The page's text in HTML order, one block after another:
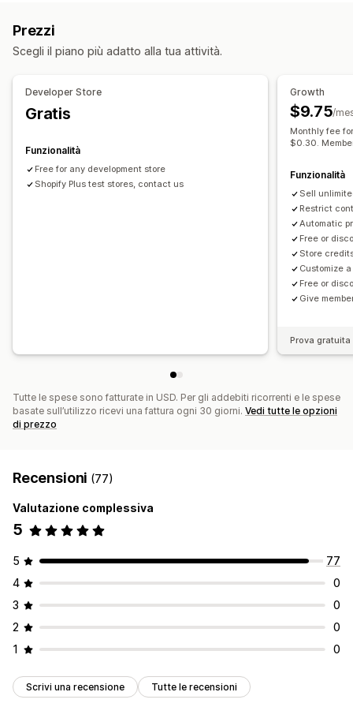
Premi che si possono offrire
Premi POS
Tariffe di spedizione
Spedizione gratuita
Prodotti gratuiti
Accesso in esclusiva
Premi personalizzati
Iscrizioni
Abbonamenti personalizzati
Prezzi fissi
Pagamento una tantum
Prezzi
Scegli il piano più adatto alla tua attività.
Developer Store
Gratis
Funzionalità
Free for any development store
Shopify Plus test stores, contact us
Growth
$9.75/
Monthly fee
$0.30.
Funzionalità
Sell
Restrict
Automatic
Free or
Store
Customize
Free or
Give
Prova
Tutte le spese sono fatturate in USD. Per gli addebiti ricorrenti e le spese
basate sull’utilizzo ricevi una fattura ogni 30 giorni. Vedi tutte le opzioni
di prezzo
Recensioni (77)
Valutazione complessiva
5
5
77
4
0
3
0
2
0
1
0
Scrivi una recensione Tutte le recensioni